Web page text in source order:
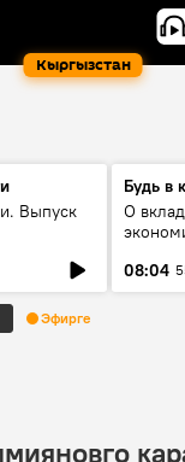
Кыргызстан
Выпуск
Будь в
О
08:04
Эфирге